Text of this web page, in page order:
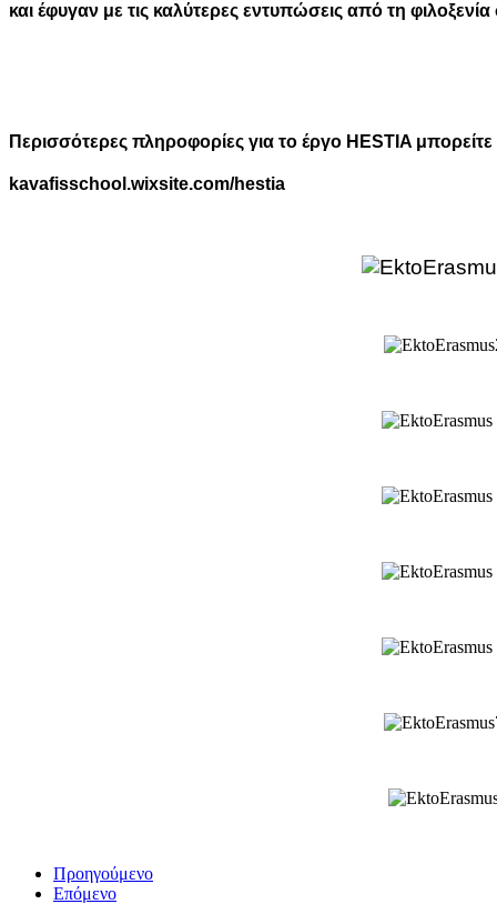
και έφυγαν με τις καλύτερες εντυπώσεις από τη
Περισσότερες πληροφορίες για το έργο HESTIA
kavafisschool.wixsite.com/hestia
Προηγούμενο
Επόμενο